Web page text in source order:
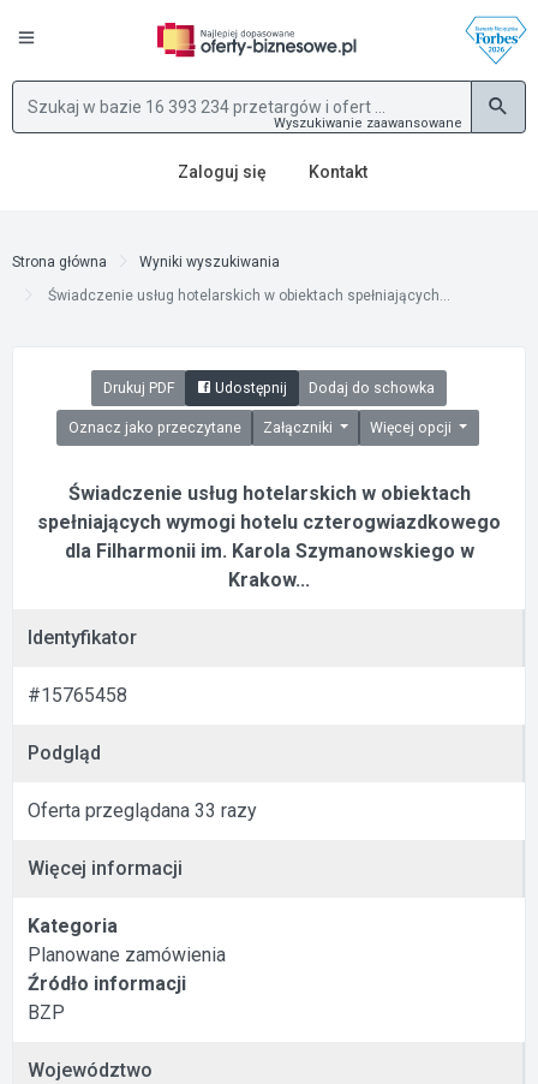
Wyszukiwanie zaawansowane
Zaloguj się Kontakt
Strona główna
Wyniki wyszukiwania
Świadczenie usług hotelarskich w obiektach spełniających...
Drukuj PDF Udostępnij Dodaj do schowka
Oznacz jako przeczytane Załączniki Więcej opcji
Świadczenie usług hotelarskich w obiektach
spełniających wymogi hotelu czterogwiazdkowego
dla Filharmonii im. Karola Szymanowskiego w
Krakow...
Identyfikator
#15765458
Podgląd
Oferta przeglądana 33 razy
Więcej informacji
Kategoria
Planowane zamówienia
Źródło informacji
BZP
Województwo